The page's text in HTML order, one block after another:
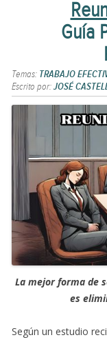
Guía
Temas: TRABAJO
Escrito por:JOSÉ
La mejor forma de
es
Según un estudio